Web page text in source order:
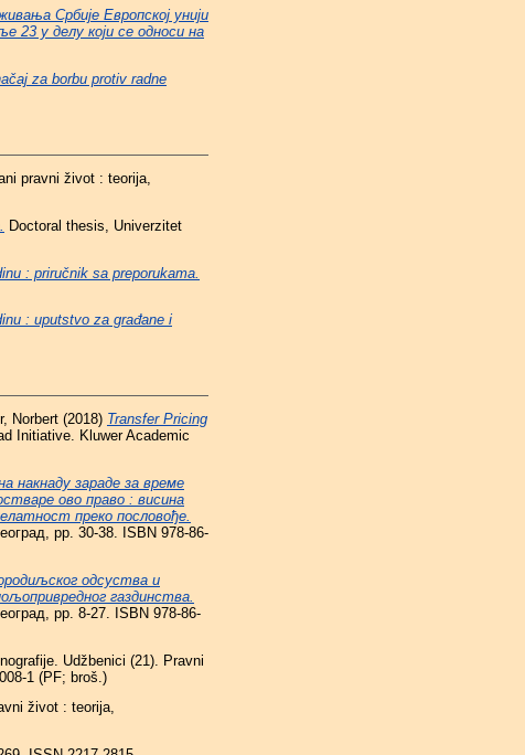
Србије Европској унији
23 у делу који се односи на
za borbu protiv radne
pravni život : teorija,
Doctoral thesis, Univerzitet
: priručnik sa preporukama.
: uputstvo za građane i
Norbert (2018) Transfer Pricing
Initiative. Kluwer Academic
накнаду зараде за време
ово право : висина
преко пословође.
pp. 30-38. ISBN 978-86-
одсуства и
газдинства.
pp. 8-27. ISBN 978-86-
Udžbenici (21). Pravni
1 (PF; broš.)
život : teorija,